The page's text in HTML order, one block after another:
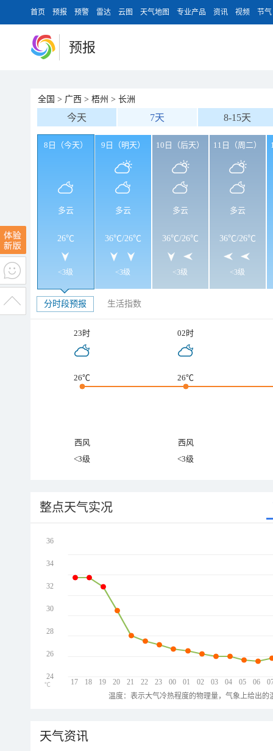
首页 预报 预警 雷达 云图 天气地图 专业产品 资讯 视频 节气
预报
全国 > 广西 > 梧州 > 长洲
今天 7天 8-15天
8日（今天）
多云
26℃
<3级
9日（明天）
多云
36℃/26℃
<3级
10日（后天）
多云
36℃/26℃
<3级
11日（周二）
多云
36℃/26℃
<3级
分时段预报 生活指数
23时 02时
26℃ 26℃
西风
西风
<3级
<3级
整点天气实况
17 18 19 20 21 22 23 00 01 02 03 04 05 06
36
34
32
30
28
26
24
℃
温度：表示大气冷热程度的物理量，气象上给出
天气资讯